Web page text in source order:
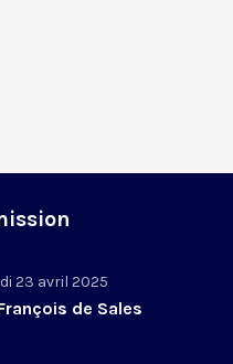
23 avril 2025
de Sales